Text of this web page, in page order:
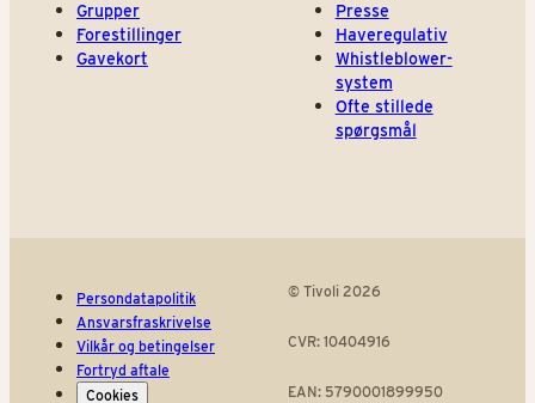
Grupper
Forestillinger
Gavekort
Presse
Haveregulativ
Whistleblower-
system
Ofte stillede
spørgsmål
Persondatapolitik
Ansvarsfraskrivelse
Vilkår og betingelser
Fortryd aftale
Cookies
© Tivoli 2026
CVR: 10404916
EAN: 5790001899950